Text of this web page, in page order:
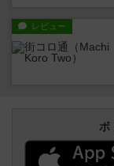
レビュー
ボ